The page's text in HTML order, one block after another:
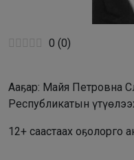
0 (0)
Ааҕар: Майя Петровна
Республикатын
12+ саастаах оҕолорго